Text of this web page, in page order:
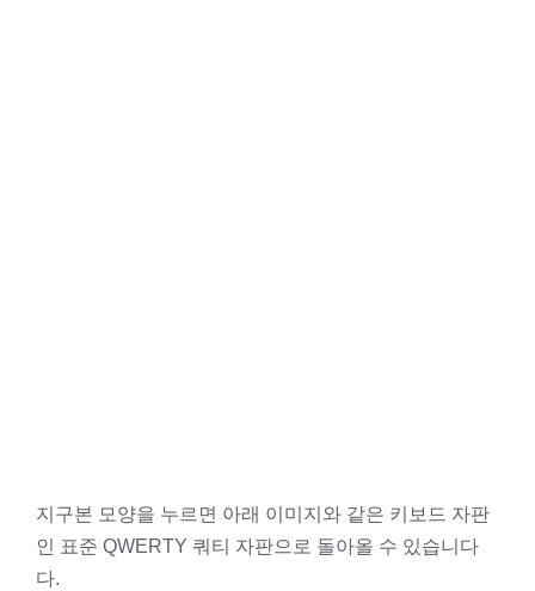
지구본 모양을 누르면 아래 이미지와 같은 키보드 자판
인 표준 QWERTY 쿼티 자판으로 돌아올 수 있습니다
다.